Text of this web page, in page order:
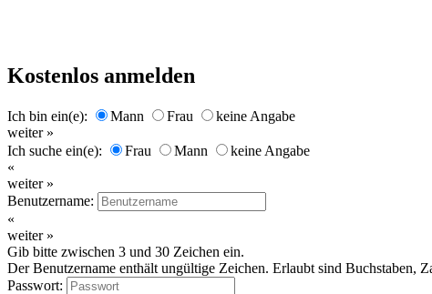
Kostenlos anmelden
Ich bin ein(e): Mann Frau
keine Angabe
weiter »
Ich suche ein(e):
Frau Mann
keine Angabe
«
weiter »
Benutzername:
«
weiter »
Gib bitte zwischen 3 und 30 Zeichen ein.
Der Benutzername enthält ungültige Zeichen. Erlaubt sind Buchstaben,
Passwort: